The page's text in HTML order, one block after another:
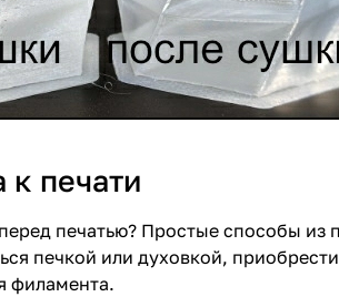
к печати
печатью? Простые способы из
печкой или духовкой,
филамента.